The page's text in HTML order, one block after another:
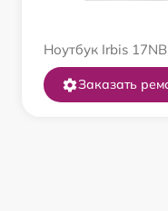
Ноутбук Irbis
Заказать